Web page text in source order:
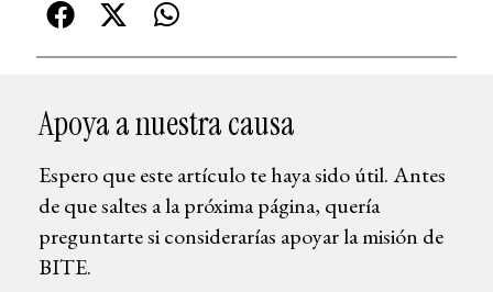
Apoya a nuestra causa
Espero que este artículo te haya sido útil. Antes
de que saltes a la próxima página, quería
preguntarte si considerarías apoyar la misión de
BITE.